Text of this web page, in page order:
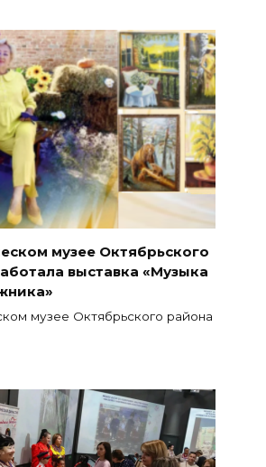
музее Октябрьского
выставка «Музыка
музее Октябрьского района